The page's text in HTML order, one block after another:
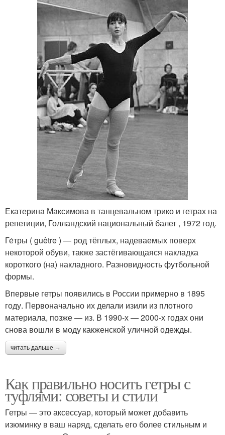
Екатерина Максимова в танцевальном трико и гетрах на
репетиции, Голландский национальный балет , 1972 год.
Ге́тры ( guêtre ) — род тёплых, надеваемых поверх
некоторой обуви, также застёгивающаяся накладка
короткого (на) накладного. Разновидность футбольной
формы.
Впервые гетры появились в России примерно в 1895
году. Первоначально их делали изили из плотного
материала, позже — из. В 1990-х — 2000-х годах они
снова вошли в моду какженской уличной одежды.
читать дальше →
Как правильно носить гетры с
туфлями: советы и стили
Гетры — это аксессуар, который может добавить
изюминку в ваш наряд, сделать его более стильным и